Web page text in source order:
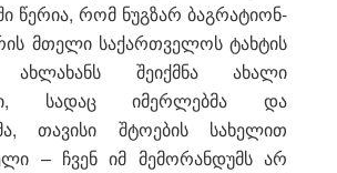
წერია, რომ ნუგზარ ბაგრატიონ-
მთელი საქართველოს ტახტის
ახლახანს შეიქმნა ახალი
სადაც იმერლებმა და
თავისი შტოების სახელით
– ჩვენ იმ მემორანდუმს არ